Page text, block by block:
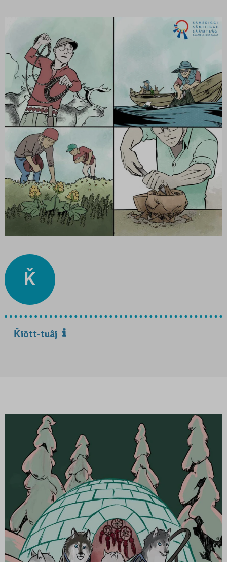
Ǩ
Ǩiõtt-tuâj